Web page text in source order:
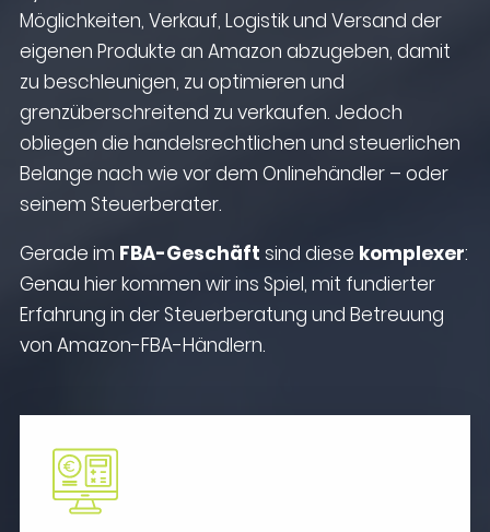
Möglichkeiten, Verkauf, Logistik und Versand der
eigenen Produkte an Amazon abzugeben, damit
zu beschleunigen, zu optimieren und
grenzüberschreitend zu verkaufen. Jedoch
obliegen die handelsrechtlichen und steuerlichen
Belange nach wie vor dem Onlinehändler – oder
seinem Steuerberater.
Gerade im FBA-Geschäft sind diese komplexer:
Genau hier kommen wir ins Spiel, mit fundierter
Erfahrung in der Steuerberatung und Betreuung
von Amazon-FBA-Händlern.